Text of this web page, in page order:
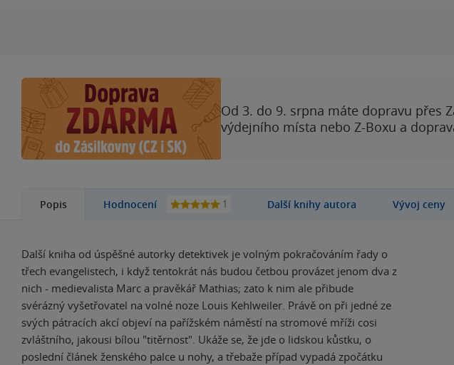
Od 3. do 9. srpna máte dopravu přes
výdejního místa nebo Z-Boxu a
Popis Hodnocení 1 Další knihy autora Vývoj ceny
Další kniha od úspěšné autorky detektivek je volným pokračováním řady o
třech evangelistech, i když tentokrát nás budou četbou provázet jenom dva z
nich - medievalista Marc a pravěkář Mathias; zato k nim ale přibude
svérázný vyšetřovatel na volné noze Louis Kehlweiler. Právě on při jedné ze
svých pátracích akcí objeví na pařížském náměstí na stromové mříži cosi
zvláštního, jakousi bílou "titěrnost". Ukáže se, že jde o lidskou kůstku, o
poslední článek ženského palce u nohy, a třebaže případ vypadá zpočátku